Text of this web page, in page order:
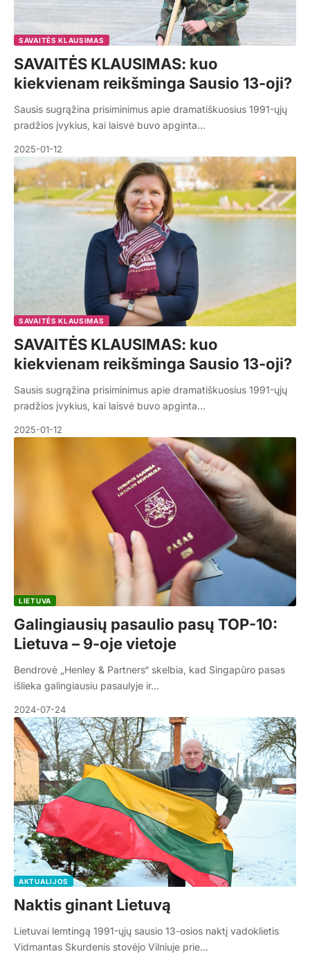
SAVAITĖS KLAUSIMAS
SAVAITĖS KLAUSIMAS: kuo
kiekvienam reikšminga Sausio 13-oji?
Sausis sugrąžina prisiminimus apie dramatiškuosius 1991-ųjų
pradžios įvykius, kai laisvė buvo apginta…
2025-01-12
SAVAITĖS KLAUSIMAS
SAVAITĖS KLAUSIMAS: kuo
kiekvienam reikšminga Sausio 13-oji?
Sausis sugrąžina prisiminimus apie dramatiškuosius 1991-ųjų
pradžios įvykius, kai laisvė buvo apginta…
2025-01-12
LIETUVA
Galingiausių pasaulio pasų TOP-10:
Lietuva – 9-oje vietoje
Bendrovė „Henley & Partners“ skelbia, kad Singapūro pasas
išlieka galingiausiu pasaulyje ir…
2024-07-24
AKTUALIJOS
Naktis ginant Lietuvą
Lietuvai lemtingą 1991-ųjų sausio 13-osios naktį vadoklietis
Vidmantas Skurdenis stovėjo Vilniuje prie…